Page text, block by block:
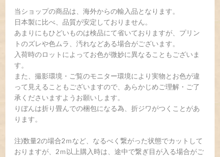
当ショップの商品は、海外からの輸入品となります。
日本製に比べ、品質が安定しておりません。
あまりにもひどいものは検品にて省いておりますが、プリン
トのズレや色ムラ、汚れなどある場合がございます。
入荷時のロットによってお色が微妙に異なることもございま
す。
また、撮影環境・ご覧のモニター環境により実物とお色が違
って見えることもございますので、あらかじめご理解・ご了
承くださいますようお願いします。
りぼんは折り畳んでの梱包になる為、折ジワがつくことがあ
ります。
注)数量2の場合2ｍなど、なるべく繋がった状態でカットして
おりますが、2ｍ以上購入時は、途中で繋ぎ目が入る場合がご